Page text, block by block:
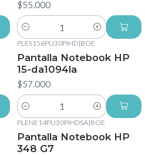
$55.000
Cantidad
PLES156PU30PIHD|BOE
Pantalla Notebook HP
15-da1094la
$57.000
Cantidad
PLENE14PU30PIHDSA|BOE
Pantalla Notebook HP
348 G7